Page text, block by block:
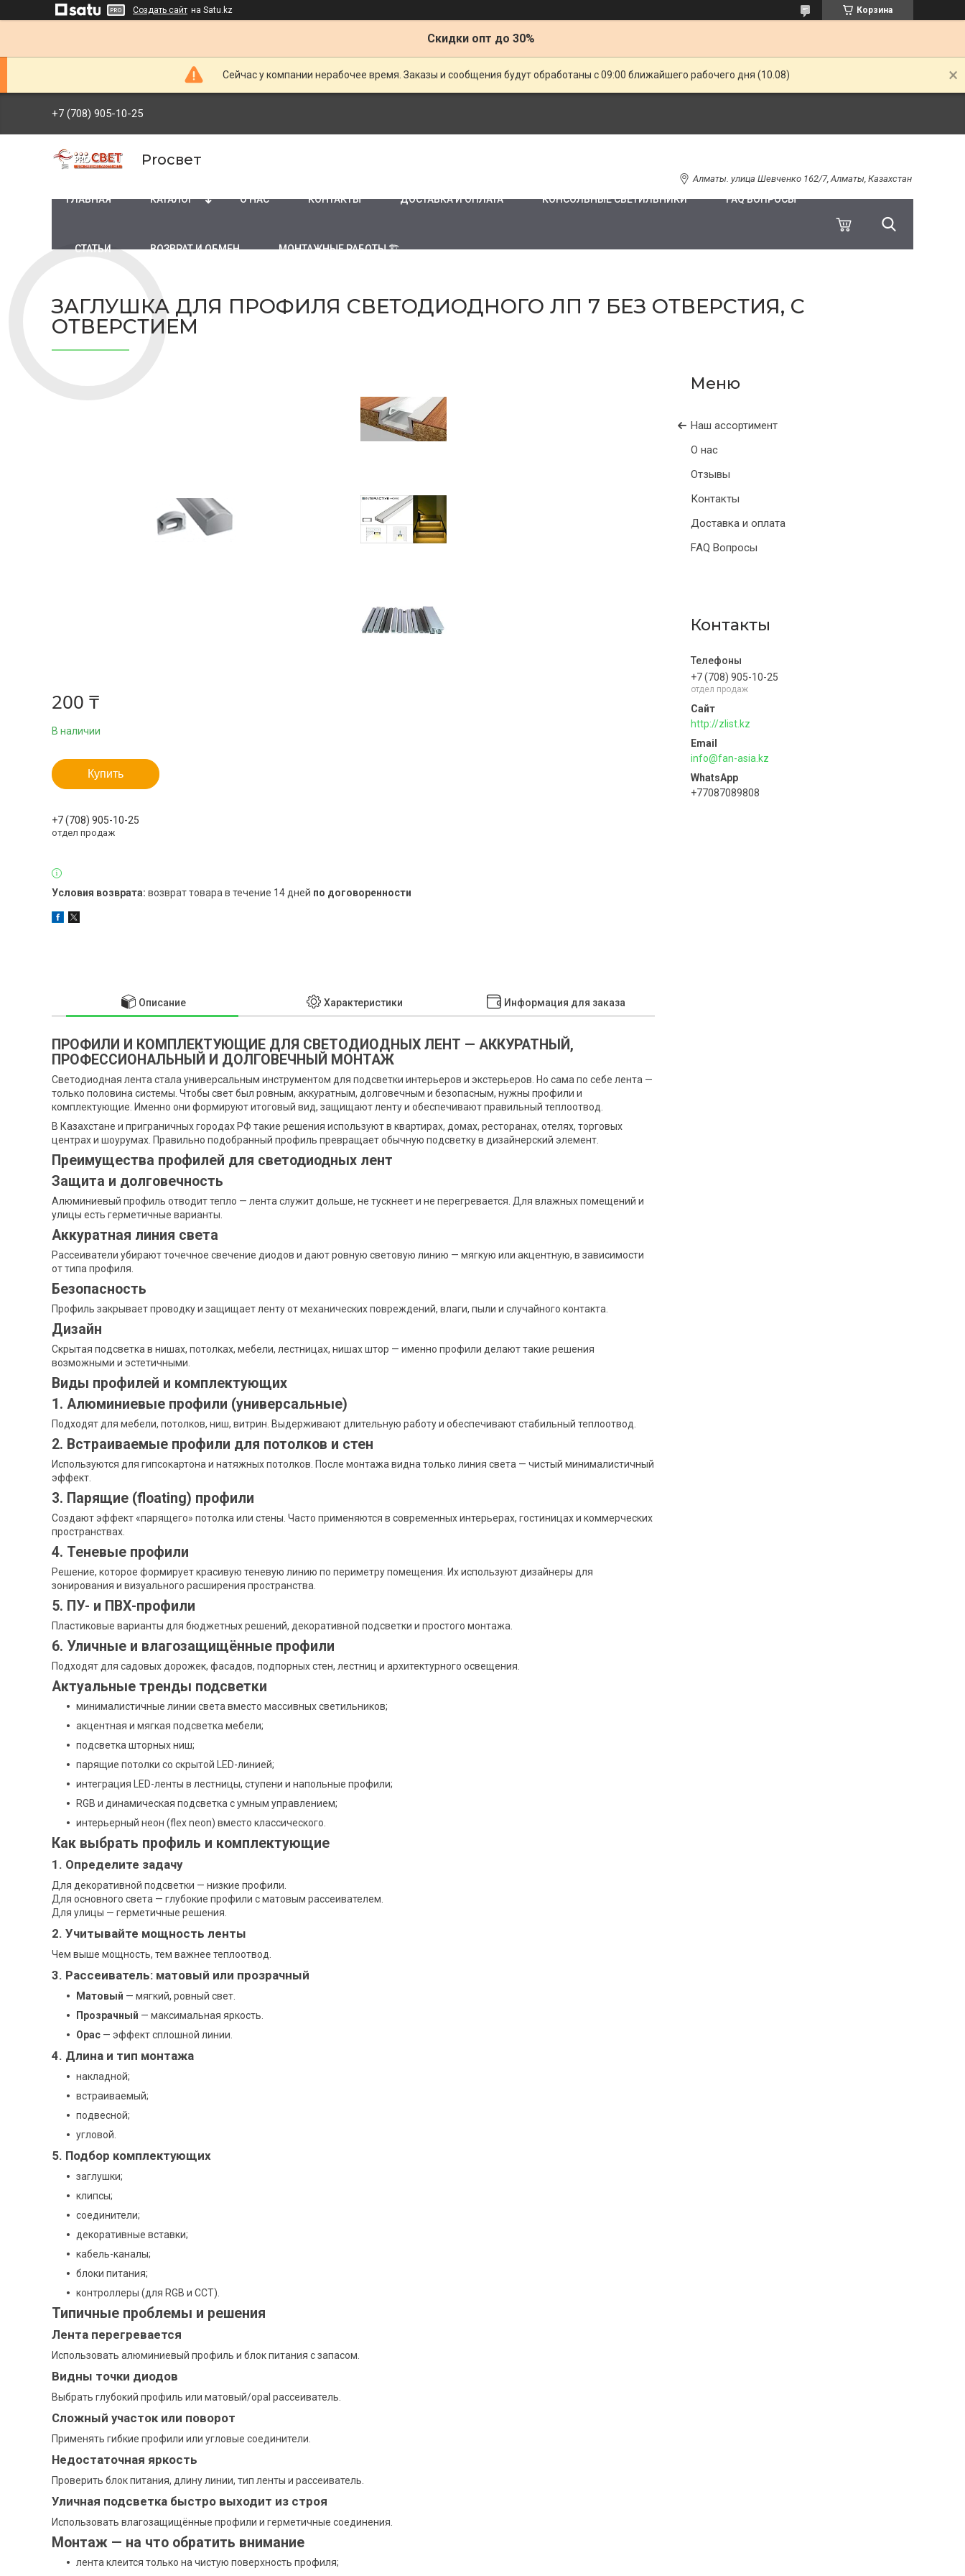
Создать сайт на Satu.kz Корзина
Скидки опт до 30%
Сейчас у компании нерабочее время. Заказы и сообщения будут обработаны с 09:00 ближайшего рабочего дня (10.08)
+7 (708) 905-10-25
Proсвет
Алматы. улица Шевченко 162/7, Алматы, Казахстан
ГЛАВНАЯ КАТАЛОГ О НАС КОНТАКТЫ ДОСТАВКА И ОПЛАТА КОНСОЛЬНЫЕ СВЕТИЛЬНИКИ FAQ ВОПРОСЫ
СТАТЬИ ВОЗВРАТ И ОБМЕН МОНТАЖНЫЕ РАБОТЫ 🏗
ЗАГЛУШКА ДЛЯ ПРОФИЛЯ СВЕТОДИОДНОГО ЛП 7 БЕЗ ОТВЕРСТИЯ, С
ОТВЕРСТИЕМ
Наш ассортимент
О нас
Отзывы
Контакты
Доставка и оплата
FAQ Вопросы
Контакты
+7 (708) 905-10-25
отдел продаж
http://zlist.kz
info@fan-asia.kz
+77087089808
200 ₸
В наличии
Купить
+7 (708) 905-10-25
отдел продаж
возврат товара в течение 14 дней по договоренности
Описание Характеристики Информация для заказа
ПРОФИЛИ И КОМПЛЕКТУЮЩИЕ ДЛЯ СВЕТОДИОДНЫХ ЛЕНТ — АККУРАТНЫЙ,
ПРОФЕССИОНАЛЬНЫЙ И ДОЛГОВЕЧНЫЙ МОНТАЖ
Светодиодная лента стала универсальным инструментом для подсветки интерьеров и экстерьеров. Но сама по себе лента —
только половина системы. Чтобы свет был ровным, аккуратным, долговечным и безопасным, нужны профили и
комплектующие. Именно они формируют итоговый вид, защищают ленту и обеспечивают правильный теплоотвод.
В Казахстане и приграничных городах РФ такие решения используют в квартирах, домах, ресторанах, отелях, торговых
центрах и шоурумах. Правильно подобранный профиль превращает обычную подсветку в дизайнерский элемент.
Преимущества профилей для светодиодных лент
Защита и долговечность
Алюминиевый профиль отводит тепло — лента служит дольше, не тускнеет и не перегревается. Для влажных помещений и
улицы есть герметичные варианты.
Аккуратная линия света
Рассеиватели убирают точечное свечение диодов и дают ровную световую линию — мягкую или акцентную, в зависимости
от типа профиля.
Безопасность
Профиль закрывает проводку и защищает ленту от механических повреждений, влаги, пыли и случайного контакта.
Дизайн
Скрытая подсветка в нишах, потолках, мебели, лестницах, нишах штор — именно профили делают такие решения
возможными и эстетичными.
Виды профилей и комплектующих
1. Алюминиевые профили (универсальные)
Подходят для мебели, потолков, ниш, витрин. Выдерживают длительную работу и обеспечивают стабильный теплоотвод.
2. Встраиваемые профили для потолков и стен
Используются для гипсокартона и натяжных потолков. После монтажа видна только линия света — чистый минималистичный
эффект.
3. Парящие (floating) профили
Создают эффект «парящего» потолка или стены. Часто применяются в современных интерьерах, гостиницах и коммерческих
пространствах.
4. Теневые профили
Решение, которое формирует красивую теневую линию по периметру помещения. Их используют дизайнеры для
зонирования и визуального расширения пространства.
5. ПУ- и ПВХ-профили
Пластиковые варианты для бюджетных решений, декоративной подсветки и простого монтажа.
6. Уличные и влагозащищённые профили
Подходят для садовых дорожек, фасадов, подпорных стен, лестниц и архитектурного освещения.
Актуальные тренды подсветки
минималистичные линии света вместо массивных светильников;
акцентная и мягкая подсветка мебели;
подсветка шторных ниш;
парящие потолки со скрытой LED-линией;
интеграция LED-ленты в лестницы, ступени и напольные профили;
RGB и динамическая подсветка с умным управлением;
интерьерный неон (flex neon) вместо классического.
Как выбрать профиль и комплектующие
1. Определите задачу
Для декоративной подсветки — низкие профили.
Для основного света — глубокие профили с матовым рассеивателем.
Для улицы — герметичные решения.
2. Учитывайте мощность ленты
Чем выше мощность, тем важнее теплоотвод.
3. Рассеиватель: матовый или прозрачный
Матовый — мягкий, ровный свет.
Прозрачный — максимальная яркость.
Оpac — эффект сплошной линии.
4. Длина и тип монтажа
накладной;
встраиваемый;
подвесной;
угловой.
5. Подбор комплектующих
заглушки;
клипсы;
соединители;
декоративные вставки;
кабель-каналы;
блоки питания;
контроллеры (для RGB и CCT).
Типичные проблемы и решения
Лента перегревается
Использовать алюминиевый профиль и блок питания с запасом.
Видны точки диодов
Выбрать глубокий профиль или матовый/opal рассеиватель.
Сложный участок или поворот
Применять гибкие профили или угловые соединители.
Недостаточная яркость
Проверить блок питания, длину линии, тип ленты и рассеиватель.
Уличная подсветка быстро выходит из строя
Использовать влагозащищённые профили и герметичные соединения.
Монтаж — на что обратить внимание
лента клеится только на чистую поверхность профиля;